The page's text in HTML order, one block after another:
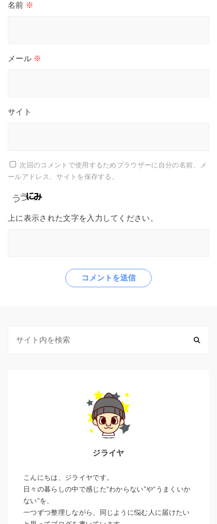
名前 ※
メール ※
サイト
次回のコメントで使用するためブラウザーに自分の名前、メ
ールアドレス、サイトを保存する。
上に表示された文字を入力してください。
ジライヤ
こんにちは、ジライヤです。
日々の暮らしの中で感じた“わからない”や“うまくいか
ない”を、
一つずつ整理しながら、同じように悩む人に届けたい